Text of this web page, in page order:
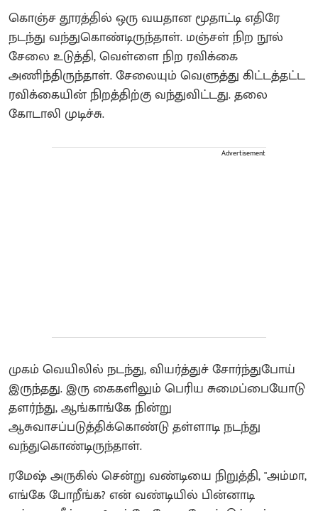
கொஞ்ச தூரத்தில் ஒரு வயதான மூதாட்டி எதிரே
நடந்து வந்துகொண்டிருந்தாள். மஞ்சள் நிற நூல்
சேலை உடுத்தி, வெள்ளை நிற ரவிக்கை
அணிந்திருந்தாள். சேலையும் வெளுத்து கிட்டத்தட்ட
ரவிக்கையின் நிறத்திற்கு வந்துவிட்டது. தலை
கோடாலி முடிச்சு.
Advertisement
முகம் வெயிலில் நடந்து, வியர்த்துச் சோர்ந்துபோய்
இருந்தது. இரு கைகளிலும் பெரிய சுமைப்பையோடு
தளர்ந்து, ஆங்காங்கே நின்று
ஆசுவாசப்படுத்திக்கொண்டு தள்ளாடி நடந்து
வந்துகொண்டிருந்தாள்.
ரமேஷ் அருகில் சென்று வண்டியை நிறுத்தி, "அம்மா,
எங்கே போறீங்க? என் வண்டியில் பின்னாடி